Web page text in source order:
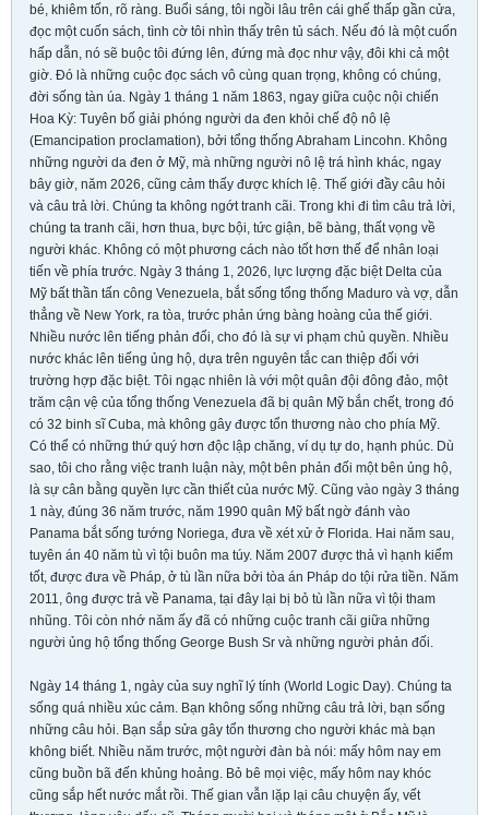
bé, khiêm tốn, rõ ràng. Buổi sáng, tôi ngồi lâu trên cái ghế thấp gần cửa,
đọc một cuốn sách, tình cờ tôi nhìn thấy trên tủ sách. Nếu đó là một cuốn
hấp dẫn, nó sẽ buộc tôi đứng lên, đứng mà đọc như vậy, đôi khi cả một
giờ. Đó là những cuộc đọc sách vô cùng quan trọng, không có chúng,
đời sống tàn úa. Ngày 1 tháng 1 năm 1863, ngay giữa cuộc nội chiến
Hoa Kỳ: Tuyên bố giải phóng người da đen khỏi chế độ nô lệ
(Emancipation proclamation), bởi tổng thống Abraham Lincohn. Không
những người da đen ở Mỹ, mà những người nô lệ trá hình khác, ngay
bây giờ, năm 2026, cũng cảm thấy được khích lệ. Thế giới đầy câu hỏi
và câu trả lời. Chúng ta không ngớt tranh cãi. Trong khi đi tìm câu trả lời,
chúng ta tranh cãi, hơn thua, bực bội, tức giận, bẽ bàng, thất vọng về
người khác. Không có một phương cách nào tốt hơn thế để nhân loại
tiến về phía trước. Ngày 3 tháng 1, 2026, lực lượng đặc biệt Delta của
Mỹ bất thần tấn công Venezuela, bắt sống tổng thống Maduro và vợ, dẫn
thẳng về New York, ra tòa, trước phản ứng bàng hoàng của thế giới.
Nhiều nước lên tiếng phản đối, cho đó là sự vi phạm chủ quyền. Nhiều
nước khác lên tiếng ủng hộ, dựa trên nguyên tắc can thiệp đối với
trường hợp đặc biệt. Tôi ngạc nhiên là với một quân đội đông đảo, một
trăm cận vệ của tổng thống Venezuela đã bị quân Mỹ bắn chết, trong đó
có 32 binh sĩ Cuba, mà không gây được tổn thương nào cho phía Mỹ.
Có thể có những thứ quý hơn độc lập chăng, ví dụ tự do, hạnh phúc. Dù
sao, tôi cho rằng việc tranh luận này, một bên phản đối một bên ủng hộ,
là sự cân bằng quyền lực cần thiết của nước Mỹ. Cũng vào ngày 3 tháng
1 này, đúng 36 năm trước, năm 1990 quân Mỹ bất ngờ đánh vào
Panama bắt sống tướng Noriega, đưa về xét xử ở Florida. Hai năm sau,
tuyên án 40 năm tù vì tội buôn ma túy. Năm 2007 được thả vì hạnh kiểm
tốt, được đưa về Pháp, ở tù lần nữa bởi tòa án Pháp do tội rửa tiền. Năm
2011, ông được trả về Panama, tại đây lại bị bỏ tù lần nữa vì tội tham
nhũng. Tôi còn nhớ năm ấy đã có những cuộc tranh cãi giữa những
người ủng hộ tổng thống George Bush Sr và những người phản đối.
Ngày 14 tháng 1, ngày của suy nghĩ lý tính (World Logic Day). Chúng ta
sống quá nhiều xúc cảm. Bạn không sống những câu trả lời, bạn sống
những câu hỏi. Bạn sắp sửa gây tổn thương cho người khác mà bạn
không biết. Nhiều năm trước, một người đàn bà nói: mấy hôm nay em
cũng buồn bã đến khủng hoảng. Bỏ bê mọi việc, mấy hôm nay khóc
cũng sắp hết nước mắt rồi. Thế gian vẫn lặp lại câu chuyện ấy, vết